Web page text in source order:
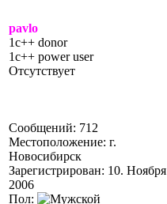
pavlo
1c++ donor
1c++ power user
Отсутствует
Сообщений: 712
Местоположение: г.
Новосибирск
Зарегистрирован: 10. Ноября
2006
Пол: